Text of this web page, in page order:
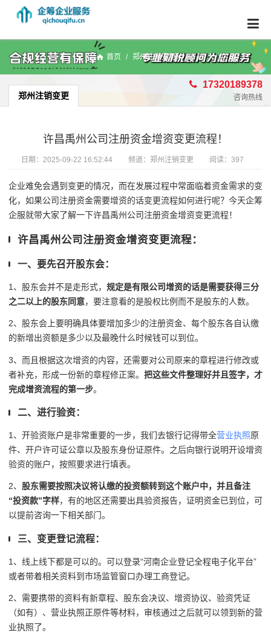
首页 / 郑州注销变更
郑州注销变更
17320189378
咨询热线
许昌禹州公司注册资金增资变更流程！
日期： 2025-09-22 16:52:44 频道： 郑州注销变更 阅读：397
企业难免会遇到变更的情况，而在发展过程中常面临着资金需求的变
化，如果公司注册资金需要增资的话变更流程如何进行呢？今天企筹
企服就带大家了解一下许昌禹州公司注册资金增资变更流程！
许昌禹州公司注册资金增资变更流程：
一、要先召开股东会：
1、股东会并不是走形式， 规定是有限公司增资的话是需要获得三分
之二以上的股东同意，要注意看的是股权比例而不是股东的人数。
2、股东会上要明确具体要增加多少的注册资金、每个股东各自认缴
的新增出资额是多少以及最晚什么时候钱可以到位。
3、而且根据这次增资的内容，还需要对公司原来的章程进行修改或
者补充，形成一份新的章程修正案。 把这些文件整理好并且签字，才
完成增资流程的第一步。
二、进行验资：
1、开验资账户是非常重要的一步，我们去银行记得带全营业执照原
件、开户许可证公章以及股东身份证原件。之后向银行说明开设增资
验资的账户，按照要求进行填表。
2、 股东需要按照决议将认缴的投资额转到这个账户中，并且备注
“投资款”字样，有的地区还需要出具验资报告，证明资金已到位，可
以提前咨询一下相关部门。‌
三、变更登记流程：
1、线上线下都是可以的。可以登录“河南企业登记全程电子化平台”
或者带着相关资料到市场监管窗口办理工商登记。
2、需要携带的资料有新章程、股东会决议、增资协议、验资凭证
（如有）、营业执照正原件等材料，审核通过之后就可以领到新的营
业执照了。